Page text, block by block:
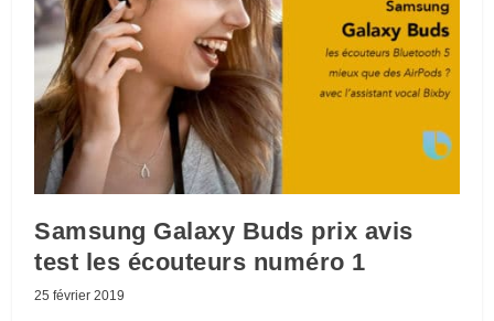
Samsung Galaxy Buds prix avis
test les écouteurs numéro 1
25 février 2019